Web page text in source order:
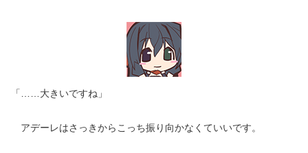
「……大きいですね」
アデーレはさっきからこっち振り向かなくていいです。